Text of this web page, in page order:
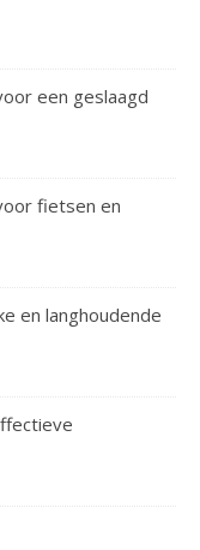
een geslaagd
fietsen en
en langhoudende